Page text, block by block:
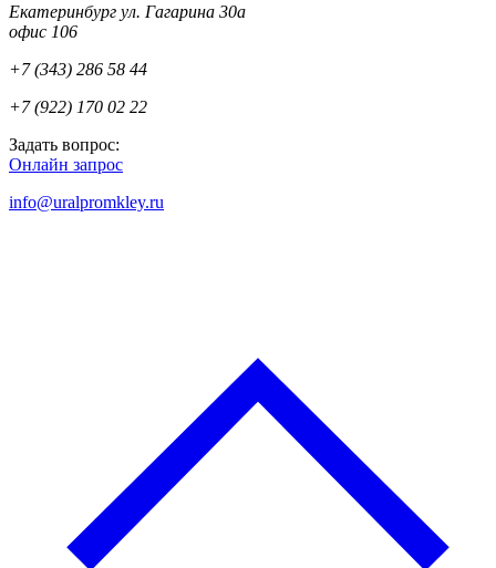
Екатеринбург ул. Гагарина 30а
офис 106
+7 (343) 286 58 44
+7 (922) 170 02 22
Задать вопрос:
Онлайн запрос
info@uralpromkley.ru